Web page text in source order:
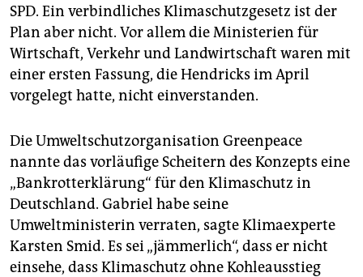
SPD. Ein verbindliches Klimaschutzgesetz ist der
Plan aber nicht. Vor allem die Ministerien für
Wirtschaft, Verkehr und Landwirtschaft waren mit
einer ersten Fassung, die Hendricks im April
vorgelegt hatte, nicht einverstanden.
Die Umweltschutzorganisation Greenpeace
nannte das vorläufige Scheitern des Konzepts eine
„Bankrotterklärung“ für den Klimaschutz in
Deutschland. Gabriel habe seine
Umweltministerin verraten, sagte Klimaexperte
Karsten Smid. Es sei „jämmerlich“, dass er nicht
einsehe, dass Klimaschutz ohne Kohleausstieg